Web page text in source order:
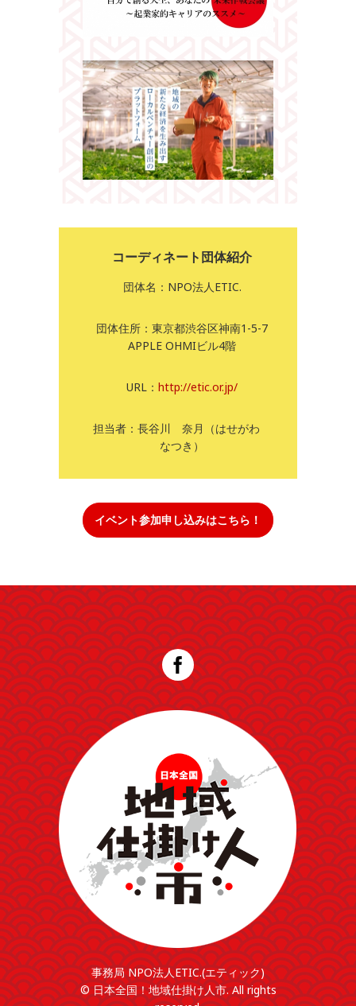
コーディネート団体紹介
団体名：NPO法人ETIC.
団体住所：東京都渋谷区神南1-5-7
APPLE OHMIビル4階
URL： http://etic.or.jp/
担当者：長谷川 奈月（はせがわ
なつき）
イベント参加申し込みはこちら！
事務局 NPO法人ETIC.(エティック)
© 日本全国！地域仕掛け人市. All rights